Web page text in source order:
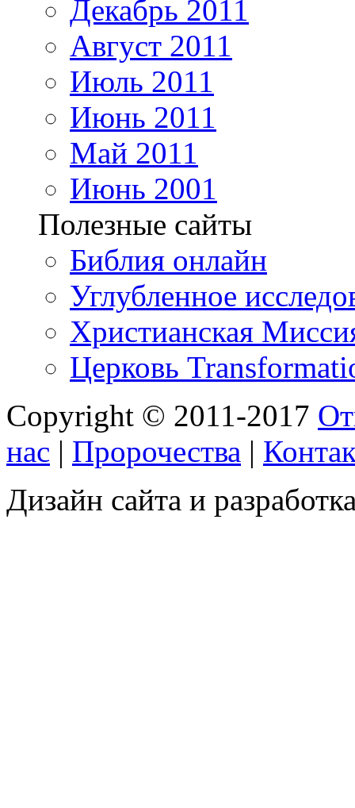
Декабрь 2011
Август 2011
Июль 2011
Июнь 2011
Май 2011
Июнь 2001
Полезные сайты
Библия онлайн
Углубленное
Христианская
Церковь
Copyright © 2011-2017
нас | Пророчества |
Дизайн сайта и